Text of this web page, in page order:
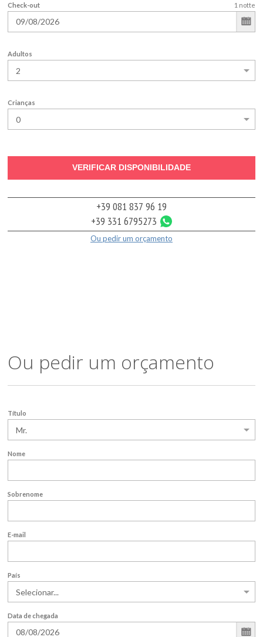
Check-out 1 notte
Adultos
Crianças
VERIFICAR DISPONIBILIDADE
+39 081 837 96 19
+39 331 6795273
Ou pedir um orçamento
Ou pedir um orçamento
Título
Nome
Sobrenome
E-mail
País
Data de chegada